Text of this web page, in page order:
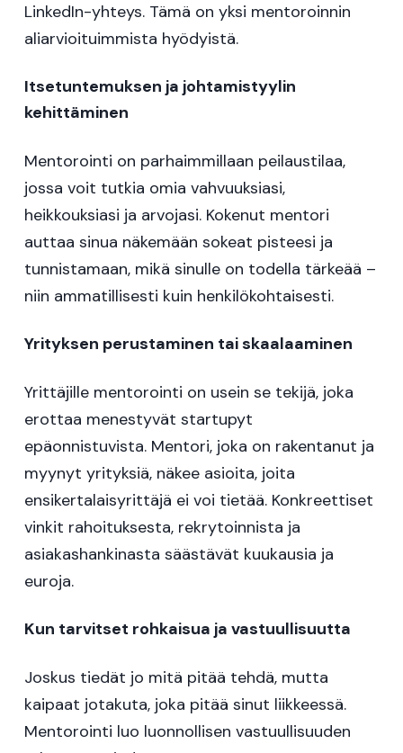
LinkedIn-yhteys. Tämä on yksi mentoroinnin
aliarvioituimmista hyödyistä.
Itsetuntemuksen ja johtamistyylin
kehittäminen
Mentorointi on parhaimmillaan peilaustilaa,
jossa voit tutkia omia vahvuuksiasi,
heikkouksiasi ja arvojasi. Kokenut mentori
auttaa sinua näkemään sokeat pisteesi ja
tunnistamaan, mikä sinulle on todella tärkeää –
niin ammatillisesti kuin henkilökohtaisesti.
Yrityksen perustaminen tai skaalaaminen
Yrittäjille mentorointi on usein se tekijä, joka
erottaa menestyvät startupyt
epäonnistuvista. Mentori, joka on rakentanut ja
myynyt yrityksiä, näkee asioita, joita
ensikertalaisyrittäjä ei voi tietää. Konkreettiset
vinkit rahoituksesta, rekrytoinnista ja
asiakashankinasta säästävät kuukausia ja
euroja.
Kun tarvitset rohkaisua ja vastuullisuutta
Joskus tiedät jo mitä pitää tehdä, mutta
kaipaat jotakuta, joka pitää sinut liikkeessä.
Mentorointi luo luonnollisen vastuullisuuden